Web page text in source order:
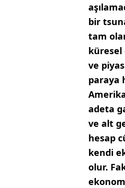
bir
tam
küresel
ve
paraya
adeta
ve alt
hesap
kendi
olur.